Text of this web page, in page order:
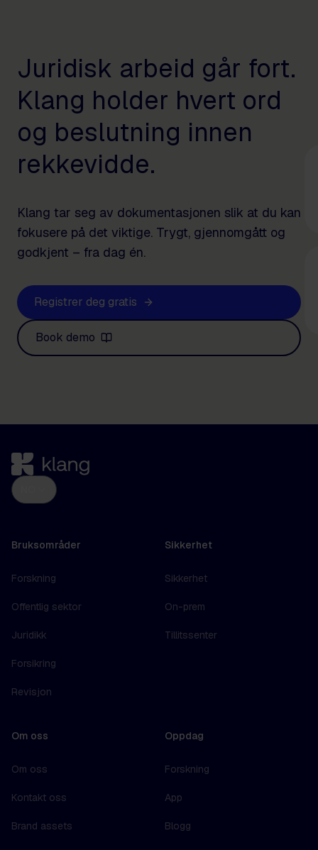
Juridisk arbeid går fort.
Klang holder hvert ord
og beslutning innen
rekkevidde.
Klang tar seg av dokumentasjonen slik at du kan
fokusere på det viktige. Trygt, gjennomgått og
godkjent – fra dag én.
Registrer deg gratis
Book demo
Bruksområder
Forskning
Offentlig sektor
Juridikk
Forsikring
Revisjon
Sikkerhet
Sikkerhet
On-prem
Tillitssenter
Om oss
Om oss
Kontakt oss
Brand assets
Oppdag
Forskning
App
Blogg